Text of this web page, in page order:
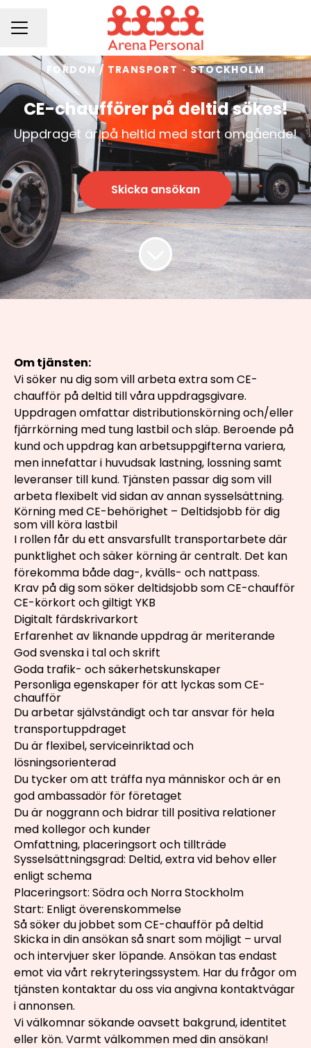
KARRIÄRMENY
Dela sidan
FORDON / TRANSPORT · STOCKHOLM
CE-chaufförer på deltid sökes!
Uppdraget är på heltid med start omgående!
Skicka ansökan
Om tjänsten:
Vi söker nu dig som vill arbeta extra som CE-
chaufför på deltid till våra uppdragsgivare.
Uppdragen omfattar distributionskörning och/eller
fjärrkörning med tung lastbil och släp. Beroende på
kund och uppdrag kan arbetsuppgifterna variera,
men innefattar i huvudsak lastning, lossning samt
leveranser till kund. Tjänsten passar dig som vill
arbeta flexibelt vid sidan av annan sysselsättning.
Körning med CE-behörighet – Deltidsjobb för dig
som vill köra lastbil
I rollen får du ett ansvarsfullt transportarbete där
punktlighet och säker körning är centralt. Det kan
förekomma både dag-, kvälls- och nattpass.
Krav på dig som söker deltidsjobb som CE-chaufför
CE-körkort och giltigt YKB
Digitalt färdskrivarkort
Erfarenhet av liknande uppdrag är meriterande
God svenska i tal och skrift
Goda trafik- och säkerhetskunskaper
Personliga egenskaper för att lyckas som CE-
chaufför
Du arbetar självständigt och tar ansvar för hela
transportuppdraget
Du är flexibel, serviceinriktad och
lösningsorienterad
Du tycker om att träffa nya människor och är en
god ambassadör för företaget
Du är noggrann och bidrar till positiva relationer
med kollegor och kunder
Omfattning, placeringsort och tillträde
Sysselsättningsgrad: Deltid, extra vid behov eller
enligt schema
Placeringsort: Södra och Norra Stockholm
Start: Enligt överenskommelse
Så söker du jobbet som CE-chaufför på deltid
Skicka in din ansökan så snart som möjligt – urval
och intervjuer sker löpande. Ansökan tas endast
emot via vårt rekryteringssystem. Har du frågor om
tjänsten kontaktar du oss via angivna kontaktvägar
i annonsen.
Vi välkomnar sökande oavsett bakgrund, identitet
eller kön. Varmt välkommen med din ansökan!